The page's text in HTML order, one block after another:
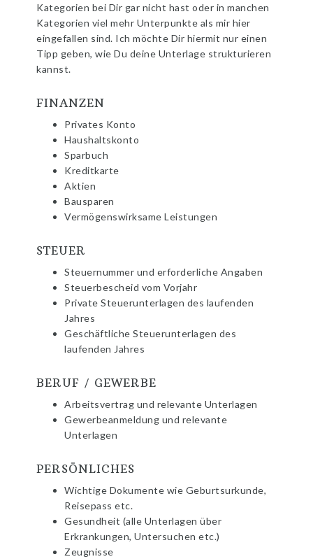
Kategorien bei Dir gar nicht hast oder in manchen
Kategorien viel mehr Unterpunkte als mir hier
eingefallen sind. Ich möchte Dir hiermit nur einen
Tipp geben, wie Du deine Unterlage strukturieren
kannst.
FINANZEN
Privates Konto
Haushaltskonto
Sparbuch
Kreditkarte
Aktien
Bausparen
Vermögenswirksame Leistungen
STEUER
Steuernummer und erforderliche Angaben
Steuerbescheid vom Vorjahr
Private Steuerunterlagen des laufenden
Jahres
Geschäftliche Steuerunterlagen des
laufenden Jahres
BERUF / GEWERBE
Arbeitsvertrag und relevante Unterlagen
Gewerbeanmeldung und relevante
Unterlagen
PERSÖNLICHES
Wichtige Dokumente wie Geburtsurkunde,
Reisepass etc.
Gesundheit (alle Unterlagen über
Erkrankungen, Untersuchen etc.)
Zeugnisse